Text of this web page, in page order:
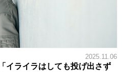
2025.11.06
イライラはしても投げ出さず